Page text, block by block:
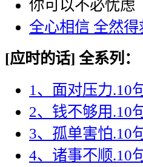
你可以不必忧虑
全心相信 全然得
[应时的话] 全系列：
1、面对压力.10
2、钱不够用.10
3、孤单害怕.10
4、诸事不顺.10